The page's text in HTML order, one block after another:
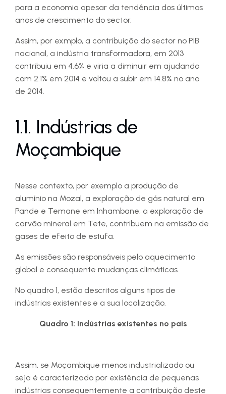
para a economia apesar da tendência dos últimos
anos de crescimento do sector.
Assim, por exmplo, a contribuição do sector no PIB
nacional, a indústria transformadora, em 2013
contribuiu em 4.6% e viria a diminuir em ajudando
com 2.1% em 2014 e voltou a subir em 14.8% no ano
de 2014.
1.1. Indústrias de
Moçambique
Nesse contexto, por exemplo a produção de
alumínio na Mozal, a exploração de gás natural em
Pande e Temane em Inhambane, a exploração de
carvão mineral em Tete, contribuem na emissão de
gases de efeito de estufa.
As emissões são responsáveis pelo aquecimento
global e consequente mudanças climáticas.
No quadro 1, estão descritos alguns tipos de
indústrias existentes e a sua localização.
Quadro 1: Indústrias existentes no pais
Assim, se Moçambique menos industrializado ou
seja é caracterizado por existência de pequenas
indústrias consequentemente a contribuição deste